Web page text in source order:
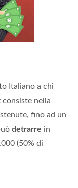
Italiano a chi
consiste nella
fino ad un
detrarre in
(50% di